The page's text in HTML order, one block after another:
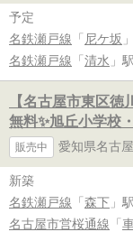
予定
名鉄瀬戸線 「 尼ケ坂
名鉄瀬戸線 「 清水 」駅
【名古屋市東区
無料✨️旭丘小学校
販売中 愛知県名古
新築
名鉄瀬戸線 「 森下 」駅
名古屋市営桜通線 「